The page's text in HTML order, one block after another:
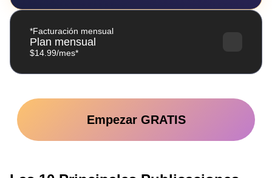
*Facturación mensual
Plan mensual
$14.99/mes*
Empezar GRATIS